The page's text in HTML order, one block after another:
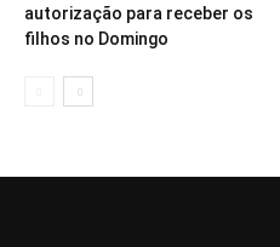
autorização para receber os
filhos no Domingo